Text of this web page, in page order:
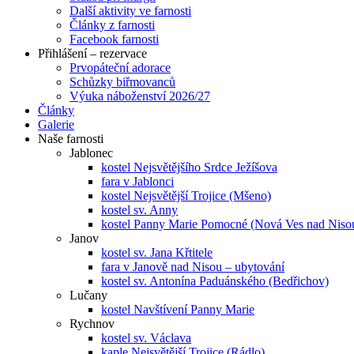
Další aktivity ve farnosti
Články z farnosti
Facebook farnosti
Přihlášení – rezervace
Prvopáteční adorace
Schůzky biřmovanců
Výuka náboženství 2026/27
Články
Galerie
Naše farnosti
Jablonec
kostel Nejsvětějšího Srdce Ježíšova
fara v Jablonci
kostel Nejsvětější Trojice (Mšeno)
kostel sv. Anny
kostel Panny Marie Pomocné (Nová Ves nad
Janov
kostel sv. Jana Křtitele
fara v Janově nad Nisou – ubytování
kostel sv. Antonína Paduánského (Bedřichov)
Lučany
kostel Navštívení Panny Marie
Rychnov
kostel sv. Václava